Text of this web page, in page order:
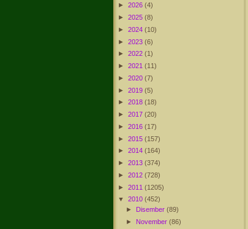
► 2026 (4)
► 2025 (8)
► 2024 (10)
► 2023 (6)
► 2022 (1)
► 2021 (11)
► 2020 (7)
► 2019 (5)
► 2018 (18)
► 2017 (20)
► 2016 (17)
► 2015 (157)
► 2014 (164)
► 2013 (374)
► 2012 (728)
► 2011 (1205)
▼
2010 (452)
► Disember(89)
► November(86)